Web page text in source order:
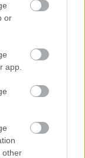
or
app.
other